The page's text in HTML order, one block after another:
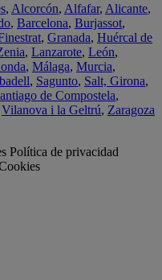
, Alcorcón, Alfafar, Alicante,
, Barcelona, Burjassot,
, Granada, Huércal de
, Lanzarote, León,
, Málaga, Murcia,
, Sagunto, Salt, Girona,
de Compostela,
Vilanova i la Geltrú, Zaragoza
Política de privacidad